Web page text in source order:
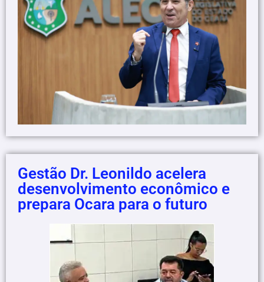
Gestão Dr. Leonildo acelera
desenvolvimento econômico e
prepara Ocara para o futuro